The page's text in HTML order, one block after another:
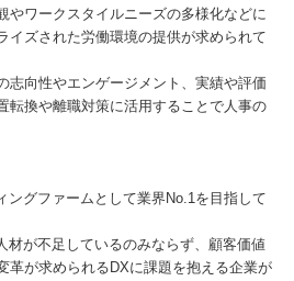
やワークスタイルニーズの多様化などに
イズされた労働環境の提供が求められて
志向性やエンゲージメント、実績や評価
転換や離職対策に活用することで人事の
ングファームとして業界No.1を目指して
材が不足しているのみならず、顧客価値
革が求められるDXに課題を抱える企業が